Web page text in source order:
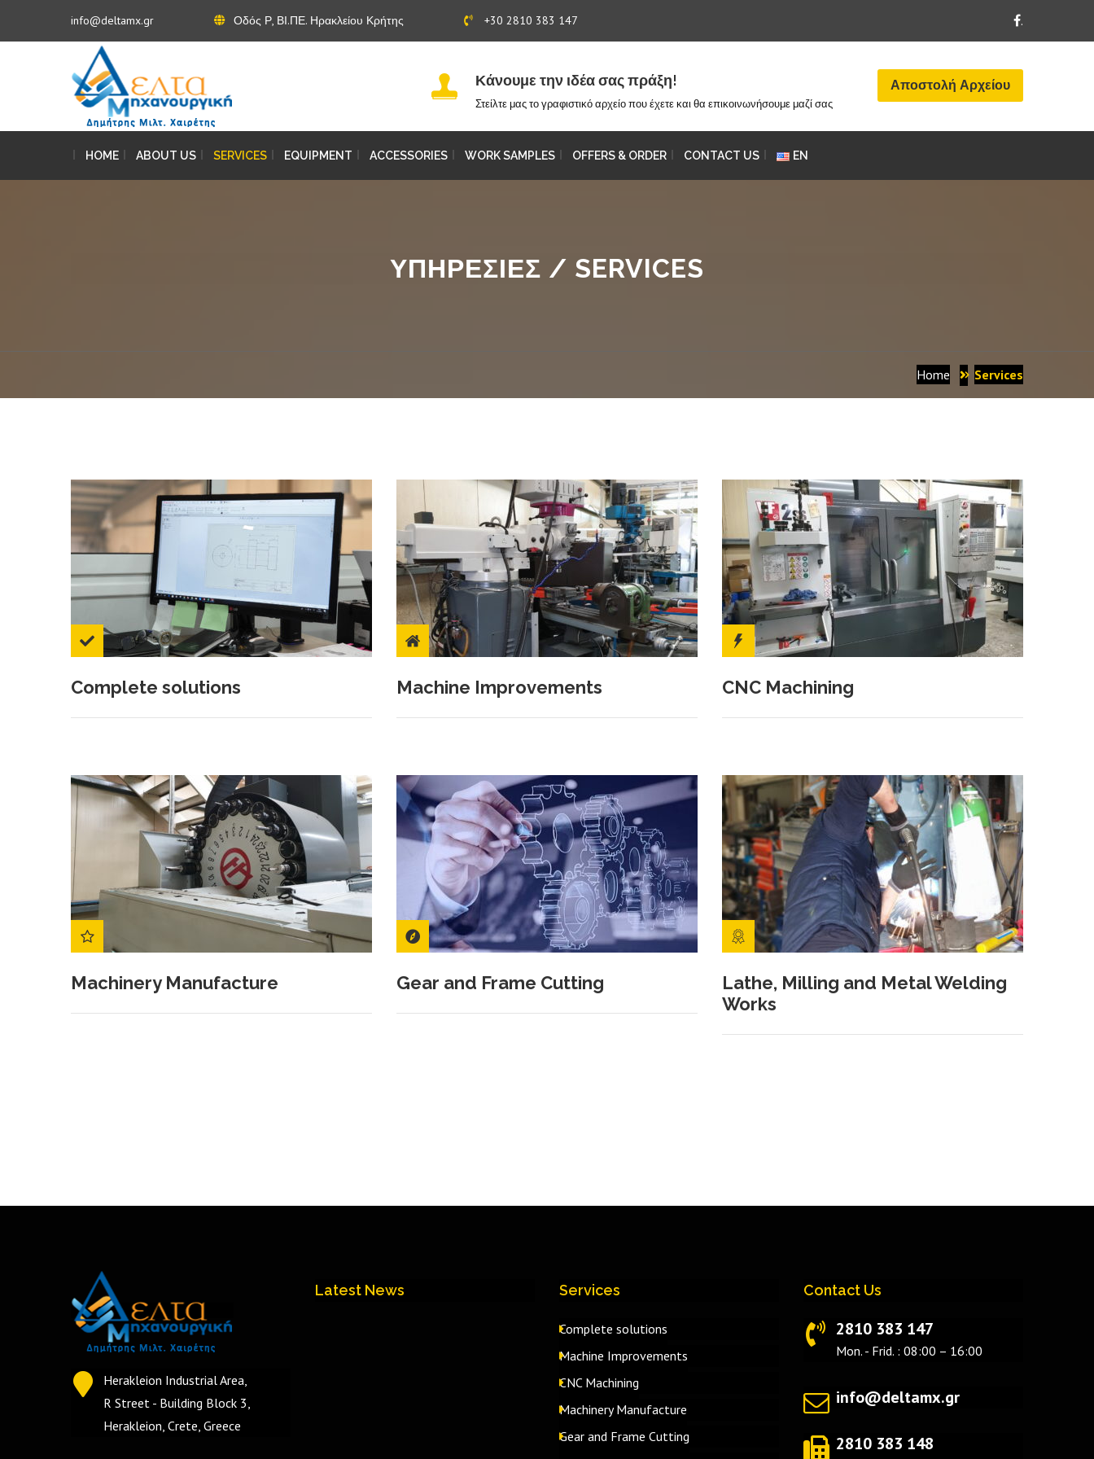
info@deltamx.gr Οδός Ρ, ΒΙ.ΠΕ. Ηρακλείου Κρήτης +30 2810 383 147 .
Κάνουμε την ιδέα σας πράξη!
Στείλτε μας το γραφιστικό αρχείο που έχετε και θα επικοινωνήσουμε μαζί σας
Αποστολή Αρχείου
HOME ABOUT US SERVICES EQUIPMENT ACCESSORIES WORK SAMPLES OFFERS & ORDER CONTACT US EN
ΥΠΗΡΕΣΙΕΣ / SERVICES
Home Services
Complete solutions Machine Improvements CNC Machining
Machinery Manufacture Gear and Frame Cutting
Lathe, Milling and Metal Welding
Works
Herakleion Industrial Area,
R Street - Building Block 3,
Herakleion, Crete, Greece
Latest News Services
Complete solutions
Machine Improvements
CNC Machining
Machinery Manufacture
Gear and Frame Cutting
Contact Us
2810 383 147
Mon. - Frid. : 08:00 – 16:00
info@deltamx.gr
2810 383 148